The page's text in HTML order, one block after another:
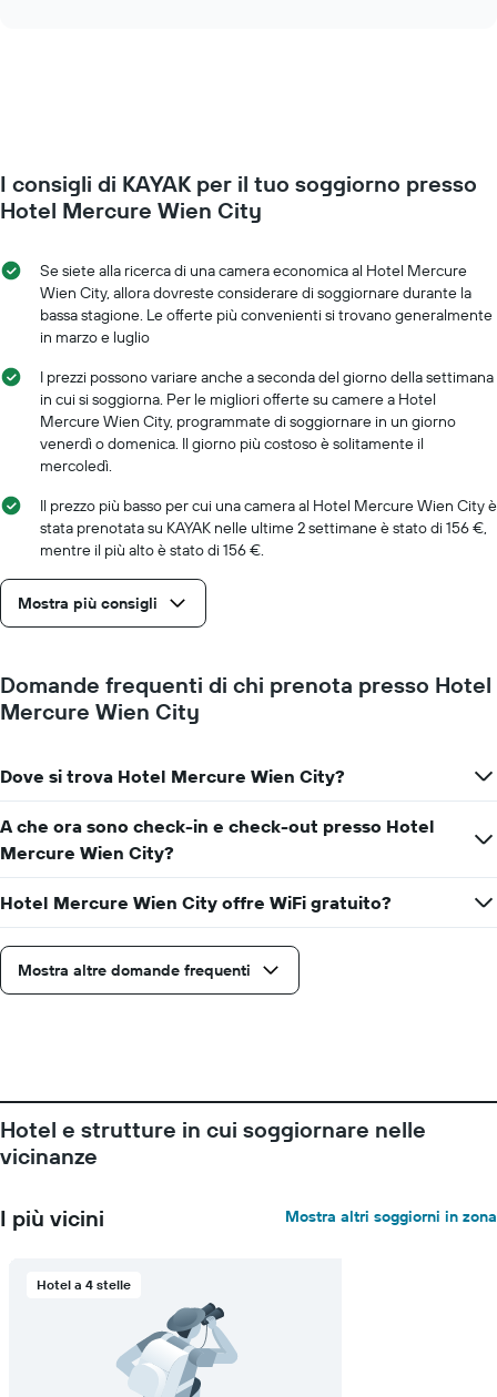
asse
Y
a
prezzo
medio
una
mano
che
avvicina
alla
data
del
grafico
ha
asse
indicare
di
giorni
prima
Il
grafico
asse
Y
a
indicare
il
prezzo
medio
di
una
camera
I consigli di KAYAK per il tuo soggiorno presso
Hotel Mercure Wien City
Se siete alla ricerca di una camera economica al Hotel Mercure
Wien City, allora dovreste considerare di soggiornare durante la
bassa stagione. Le offerte più convenienti si trovano generalmente
in marzo e luglio
I prezzi possono variare anche a seconda del giorno della settimana
in cui si soggiorna. Per le migliori offerte su camere a Hotel
Mercure Wien City, programmate di soggiornare in un giorno
venerdì o domenica. Il giorno più costoso è solitamente il
mercoledì.
Il prezzo più basso per cui una camera al Hotel Mercure Wien City è
stata prenotata su KAYAK nelle ultime 2 settimane è stato di 156 €,
mentre il più alto è stato di 156 €.
Mostra più consigli
Domande frequenti di chi prenota presso Hotel
Mercure Wien City
Dove si trova Hotel Mercure Wien City?
A che ora sono check-in e check-out presso Hotel
Mercure Wien City?
Hotel Mercure Wien City offre WiFi gratuito?
Mostra altre domande frequenti
Hotel e strutture in cui soggiornare nelle
vicinanze
I più vicini Mostra altri soggiorni in zona
Hotel a 4 stelle